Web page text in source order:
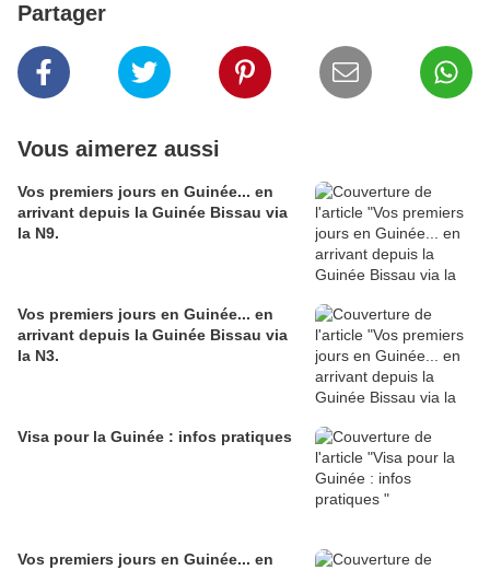
Partager
Vous aimerez aussi
Vos premiers jours en Guinée... en
arrivant depuis la Guinée Bissau via
la N9.
Vos premiers jours en Guinée... en
arrivant depuis la Guinée Bissau via
la N3.
Visa pour la Guinée : infos pratiques
Vos premiers jours en Guinée... en